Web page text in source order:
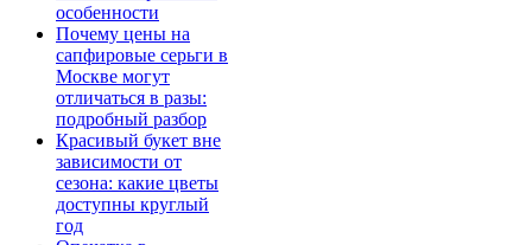
особенности
Почему цены на
сапфировые серьги в
Москве могут
отличаться в разы:
подробный разбор
Красивый букет вне
зависимости от
сезона: какие цветы
доступны круглый
год